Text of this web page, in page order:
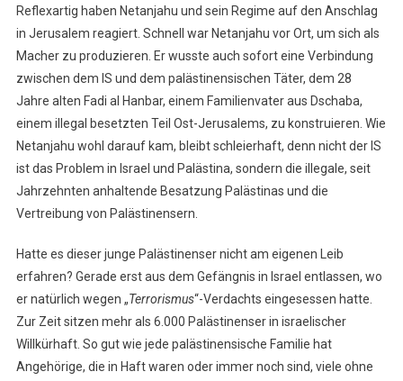
Reflexartig haben Netanjahu und sein Regime auf den Anschlag
in Jerusalem reagiert. Schnell war Netanjahu vor Ort, um sich als
Macher zu produzieren. Er wusste auch sofort eine Verbindung
zwischen dem IS und dem palästinensischen Täter, dem 28
Jahre alten Fadi al Hanbar, einem Familienvater aus Dschaba,
einem illegal besetzten Teil Ost-Jerusalems, zu konstruieren. Wie
Netanjahu wohl darauf kam, bleibt schleierhaft, denn nicht der IS
ist das Problem in Israel und Palästina, sondern die illegale, seit
Jahrzehnten anhaltende Besatzung Palästinas und die
Vertreibung von Palästinensern.
Hatte es dieser junge Palästinenser nicht am eigenen Leib
erfahren? Gerade erst aus dem Gefängnis in Israel entlassen, wo
er natürlich wegen „Terrorismus“-Verdachts eingesessen hatte.
Zur Zeit sitzen mehr als 6.000 Palästinenser in israelischer
Willkürhaft. So gut wie jede palästinensische Familie hat
Angehörige, die in Haft waren oder immer noch sind, viele ohne